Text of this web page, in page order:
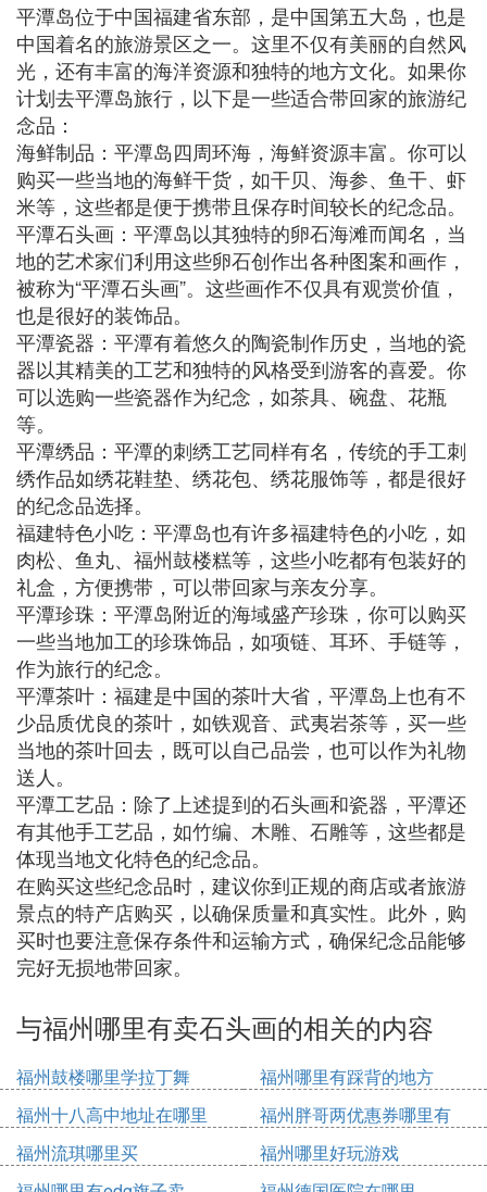
平潭岛位于中国福建省东部，是中国第五大岛，也是
中国着名的旅游景区之一。这里不仅有美丽的自然风
光，还有丰富的海洋资源和独特的地方文化。如果你
计划去平潭岛旅行，以下是一些适合带回家的旅游纪
念品：
海鲜制品：平潭岛四周环海，海鲜资源丰富。你可以
购买一些当地的海鲜干货，如干贝、海参、鱼干、虾
米等，这些都是便于携带且保存时间较长的纪念品。
平潭石头画：平潭岛以其独特的卵石海滩而闻名，当
地的艺术家们利用这些卵石创作出各种图案和画作，
被称为“平潭石头画”。这些画作不仅具有观赏价值，
也是很好的装饰品。
平潭瓷器：平潭有着悠久的陶瓷制作历史，当地的瓷
器以其精美的工艺和独特的风格受到游客的喜爱。你
可以选购一些瓷器作为纪念，如茶具、碗盘、花瓶
等。
平潭绣品：平潭的刺绣工艺同样有名，传统的手工刺
绣作品如绣花鞋垫、绣花包、绣花服饰等，都是很好
的纪念品选择。
福建特色小吃：平潭岛也有许多福建特色的小吃，如
肉松、鱼丸、福州鼓楼糕等，这些小吃都有包装好的
礼盒，方便携带，可以带回家与亲友分享。
平潭珍珠：平潭岛附近的海域盛产珍珠，你可以购买
一些当地加工的珍珠饰品，如项链、耳环、手链等，
作为旅行的纪念。
平潭茶叶：福建是中国的茶叶大省，平潭岛上也有不
少品质优良的茶叶，如铁观音、武夷岩茶等，买一些
当地的茶叶回去，既可以自己品尝，也可以作为礼物
送人。
平潭工艺品：除了上述提到的石头画和瓷器，平潭还
有其他手工艺品，如竹编、木雕、石雕等，这些都是
体现当地文化特色的纪念品。
在购买这些纪念品时，建议你到正规的商店或者旅游
景点的特产店购买，以确保质量和真实性。此外，购
买时也要注意保存条件和运输方式，确保纪念品能够
完好无损地带回家。
与福州哪里有卖石头画的相关的内容
福州鼓楼哪里学拉丁舞
福州哪里有踩背的地方
福州十八高中地址在哪里
福州胖哥两优惠券哪里有
福州流琪哪里买
福州哪里好玩游戏